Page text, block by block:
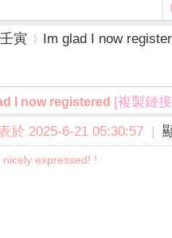
壬寅
›
Im glad I now
I now registered [複製鏈
於 2025-6-21 05:30:57 |
nicely expressed! !